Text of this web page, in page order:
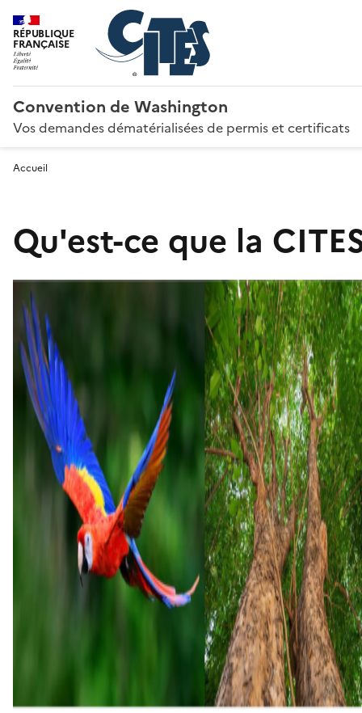
RÉPUBLIQUE
FRANÇAISE
Convention de Washington
Vos demandes dématérialisées de permis et certificats
Accueil
Qu'est-ce que la